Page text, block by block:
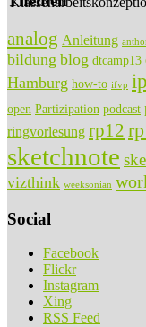
analog Anleitung
bildung blog dtcamp13
Hamburg how-to ifvp
open Partizipation podcast
ringvorlesung rp12
sketchnote
vizthink weeksonian
Social
Facebook
Flickr
Instagram
Xing
RSS Feed